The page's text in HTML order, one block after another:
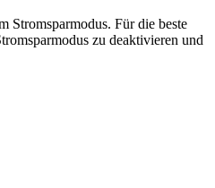
Stromsparmodus. Für die beste
zu deaktivieren und